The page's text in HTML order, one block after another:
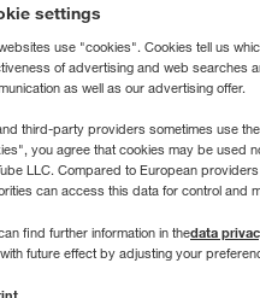
settings
use "cookies". Cookies tell us
of advertising and web searches
as well as our advertising offer.
third-party providers sometimes use
you agree that cookies may be used
LLC. Compared to European
can access this data for control and
find further information in thedata
future effect by adjusting your